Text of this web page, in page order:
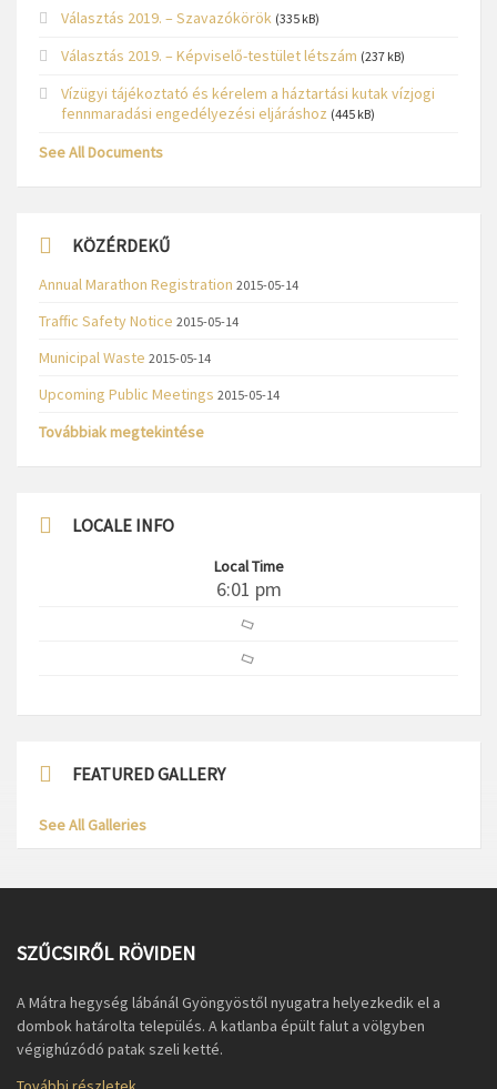
Választás 2019. – Szavazókörök (335 kB)
Választás 2019. – Képviselő-testület létszám (237 kB)
Vízügyi tájékoztató és kérelem a háztartási kutak vízjogi
fennmaradási engedélyezési eljáráshoz (445 kB)
See All Documents
KÖZÉRDEKŰ
Annual Marathon Registration 2015-05-14
Traffic Safety Notice 2015-05-14
Municipal Waste 2015-05-14
Upcoming Public Meetings 2015-05-14
Továbbiak megtekintése
LOCALE INFO
Local Time
6:01 pm
FEATURED GALLERY
See All Galleries
SZŰCSIRŐL RÖVIDEN
A Mátra hegység lábánál Gyöngyöstől nyugatra helyezkedik el a
dombok határolta település. A katlanba épült falut a völgyben
végighúzódó patak szeli ketté.